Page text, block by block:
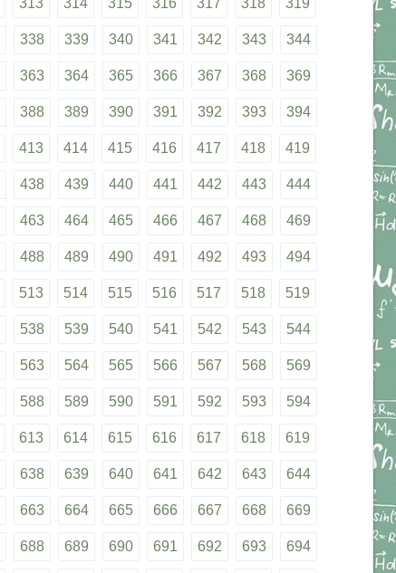
338 339 340 341 342 343 344
363 364 365 366 367 368 369
388 389 390 391 392 393 394
413 414 415 416 417 418 419
438 439 440 441 442 443 444
463 464 465 466 467 468 469
488 489 490 491 492 493 494
513 514 515 516 517 518 519
538 539 540 541 542 543 544
563 564 565 566 567 568 569
588 589 590 591 592 593 594
613 614 615 616 617 618 619
638 639 640 641 642 643 644
663 664 665 666 667 668 669
688 689 690 691 692 693 694